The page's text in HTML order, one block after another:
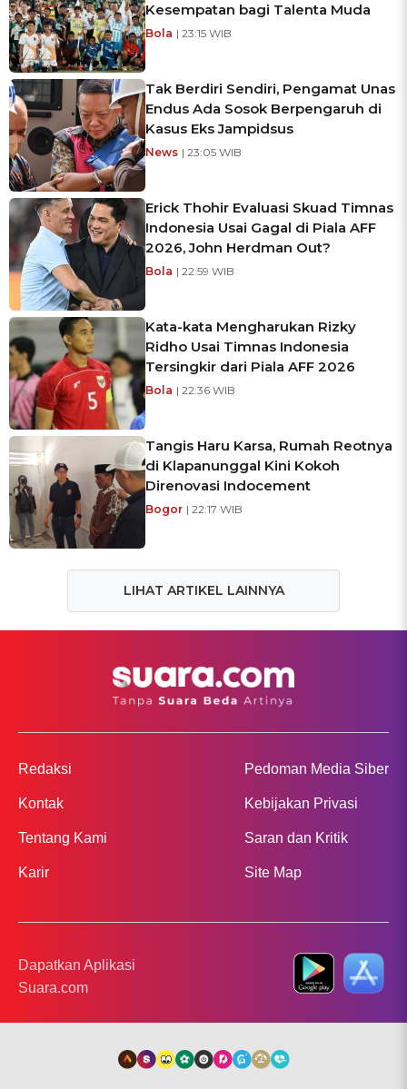
Kesempatan bagi Talenta Muda
Bola | 23:15 WIB
Tak Berdiri Sendiri, Pengamat Unas
Endus Ada Sosok Berpengaruh di
Kasus Eks Jampidsus
News | 23:05 WIB
Erick Thohir Evaluasi Skuad Timnas
Indonesia Usai Gagal di Piala AFF
2026, John Herdman Out?
Bola | 22:59 WIB
Kata-kata Mengharukan Rizky
Ridho Usai Timnas Indonesia
Tersingkir dari Piala AFF 2026
Bola | 22:36 WIB
Tangis Haru Karsa, Rumah Reotnya
di Klapanunggal Kini Kokoh
Direnovasi Indocement
Bogor | 22:17 WIB
LIHAT ARTIKEL LAINNYA
Redaksi
Kontak
Tentang Kami
Karir
Pedoman Media Siber
Kebijakan Privasi
Saran dan Kritik
Site Map
Dapatkan Aplikasi
Suara.com